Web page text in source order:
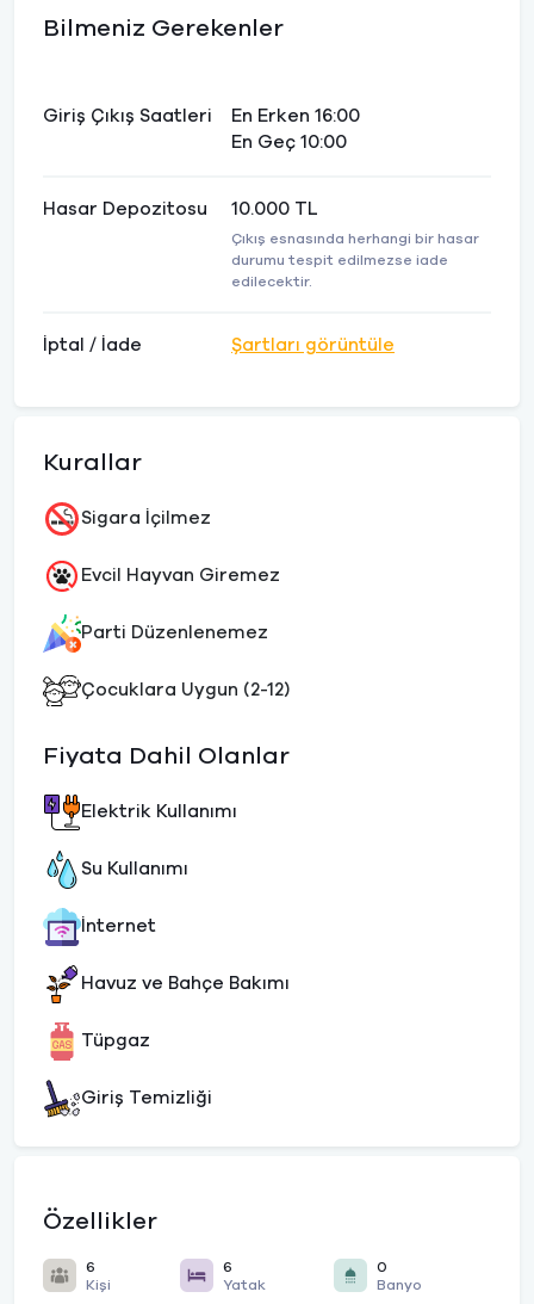
Bilmeniz Gerekenler
Giriş Çıkış Saatleri
En Erken 16:00
En Geç 10:00
Hasar Depozitosu 10.000 TL
Çıkış esnasında herhangi bir hasar
durumu tespit edilmezse iade
edilecektir.
İptal / İade Şartları görüntüle
Kurallar
Sigara İçilmez
Evcil Hayvan Giremez
Parti Düzenlenemez
Çocuklara Uygun (2-12)
Fiyata Dahil Olanlar
Elektrik Kullanımı
Su Kullanımı
İnternet
Havuz ve Bahçe Bakımı
Tüpgaz
Giriş Temizliği
Özellikler
6
Kişi
6
Yatak
0
Banyo